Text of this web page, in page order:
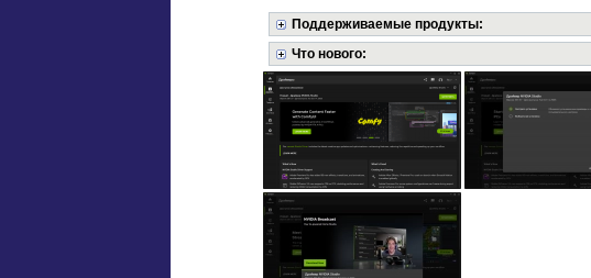
Поддерживаемые продукты:
Что нового: